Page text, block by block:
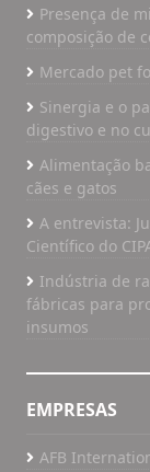
Presença de
composição de
Mercado pet
Sinergia e o
digestivo e no
Alimentação
cães e gatos
A entrevista:
Científico do
Indústria de
fábricas para
insumos
EMPRESAS
AFB